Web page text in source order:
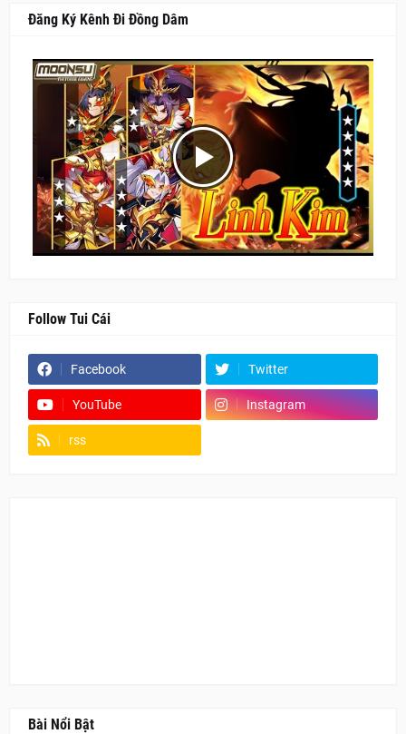
Đăng Ký Kênh Đi Đồng Dâm
Follow Tui Cái
Facebook Twitter
YouTube Instagram
rss
Bài Nổi Bật